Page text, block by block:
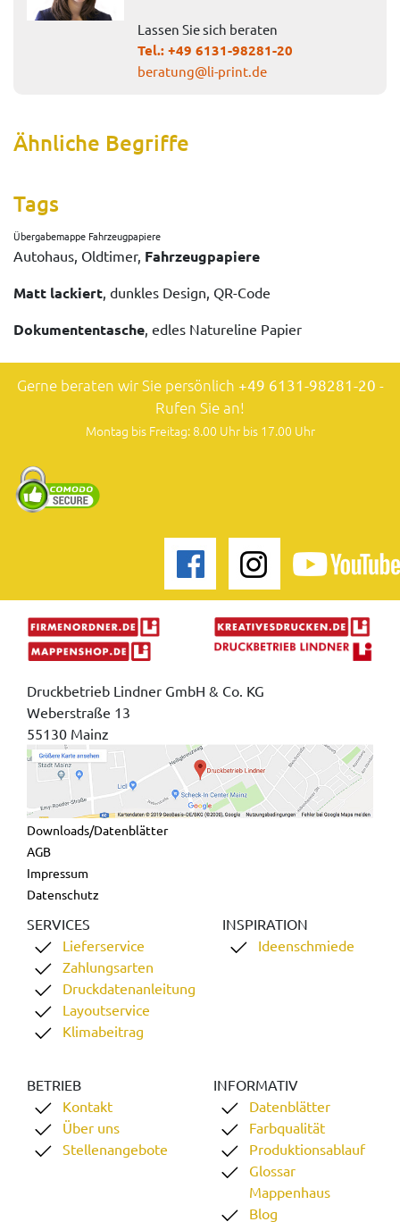
Lassen Sie sich beraten
Tel.:+49 6131-98281-20
beratung@li-print.de
Ähnliche Begriffe
Tags
Übergabemappe Fahrzeugpapiere
Autohaus, Oldtimer, Fahrzeugpapiere
Matt lackiert, dunkles Design, QR-Code
Dokumententasche, edles Natureline Papier
Gerne beraten wir Sie persönlich +49 6131-98281-20 -
Rufen Sie an!
Montag bis Freitag: 8.00 Uhr bis 17.00 Uhr
Druckbetrieb Lindner GmbH & Co. KG
Weberstraße 13
55130 Mainz
Downloads/Datenblätter
AGB
Impressum
Datenschutz
SERVICES
Lieferservice
Zahlungsarten
Druckdatenanleitung
Layoutservice
Klimabeitrag
INSPIRATION
Ideenschmiede
BETRIEB
Kontakt
Über uns
Stellenangebote
INFORMATIV
Datenblätter
Farbqualität
Produktionsablauf
Glossar
Mappenhaus
Blog